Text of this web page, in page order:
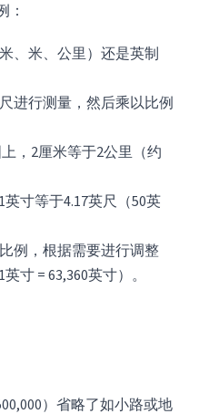
：
、米、公里）还是英制
进行测量，然后乘以比例
上，2厘米等于2公里（约
英寸等于4.17英尺（50英
例，根据需要进行调整
寸 = 63,360英寸）。
）省略了如小路或地